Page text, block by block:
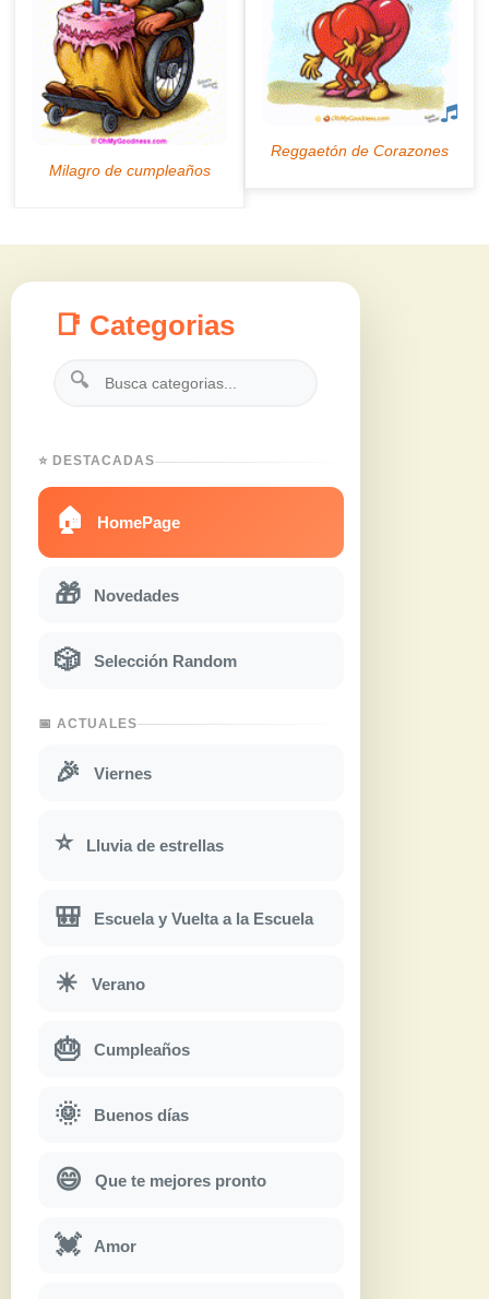
📑 Categorias
🔍
⭐ DESTACADAS
🏠 HomePage
🎁 Novedades
🎲 Selección Random
📅 ACTUALES
🎉 Viernes
⭐ Lluvia de estrellas
🎒 Escuela y Vuelta a la Escuela
☀ Verano
🎂 Cumpleaños
🌞 Buenos días
😄 Que te mejores pronto
💓 Amor